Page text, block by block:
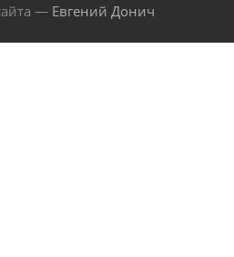
— Евгений Донич